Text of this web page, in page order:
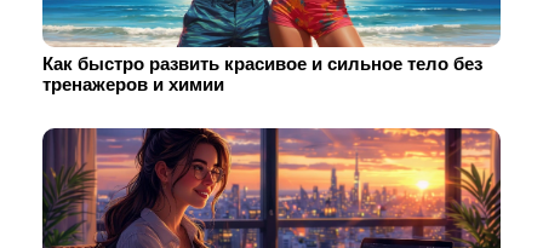
Как быстро развить красивое и сильное тело без
тренажеров и химии